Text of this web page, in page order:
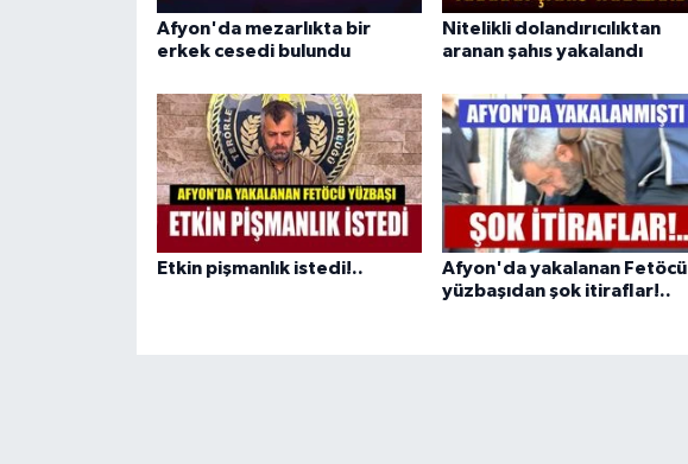
Afyon'da mezarlıkta bir
erkek cesedi bulundu
Nitelikli dolandırıcılıktan
aranan şahıs yakalandı
Etkin pişmanlık istedi!..
Afyon'da yakalanan Fetöcü
yüzbaşıdan şok itiraflar!..